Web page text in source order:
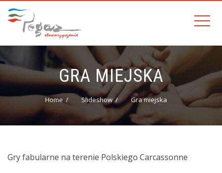
GRA MIEJSKA
Home Slideshow Gra miejska
Gry fabularne na terenie Polskiego Carcassonne